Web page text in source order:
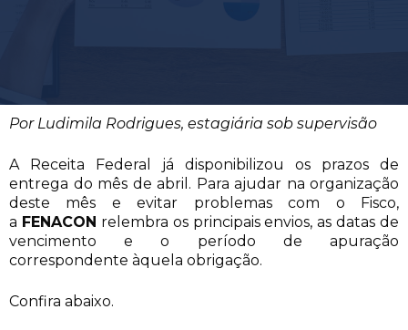
Por Ludimila Rodrigues, estagiária sob supervisão
A Receita Federal já disponibilizou os prazos de
entrega do mês de abril. Para ajudar na organização
deste mês e evitar problemas com o Fisco,
a FENACON relembra os principais envios, as datas de
vencimento e o período de apuração
correspondente àquela obrigação.
Confira abaixo.